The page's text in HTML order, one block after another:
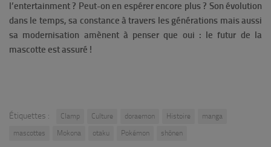
l’entertainment ? Peut-on en espérer encore plus ? Son évolution
dans le temps, sa constance à travers les générations mais aussi
sa modernisation amènent à penser que oui : le futur de la
mascotte est assuré !
Étiquettes : Clamp Culture doraemon Histoire
manga
mascottes
Mokona otaku Pokémon shônen